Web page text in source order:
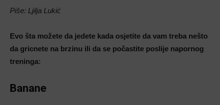
Piše: Ljilja Lukić
Evo šta možete da jedete kada osjetite da vam treba nešto
da gricnete na brzinu ili da se počastite poslije napornog
treninga:
Banane